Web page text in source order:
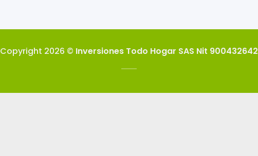
Copyright 2026 © Inversiones Todo Hogar SAS Nit 900432642